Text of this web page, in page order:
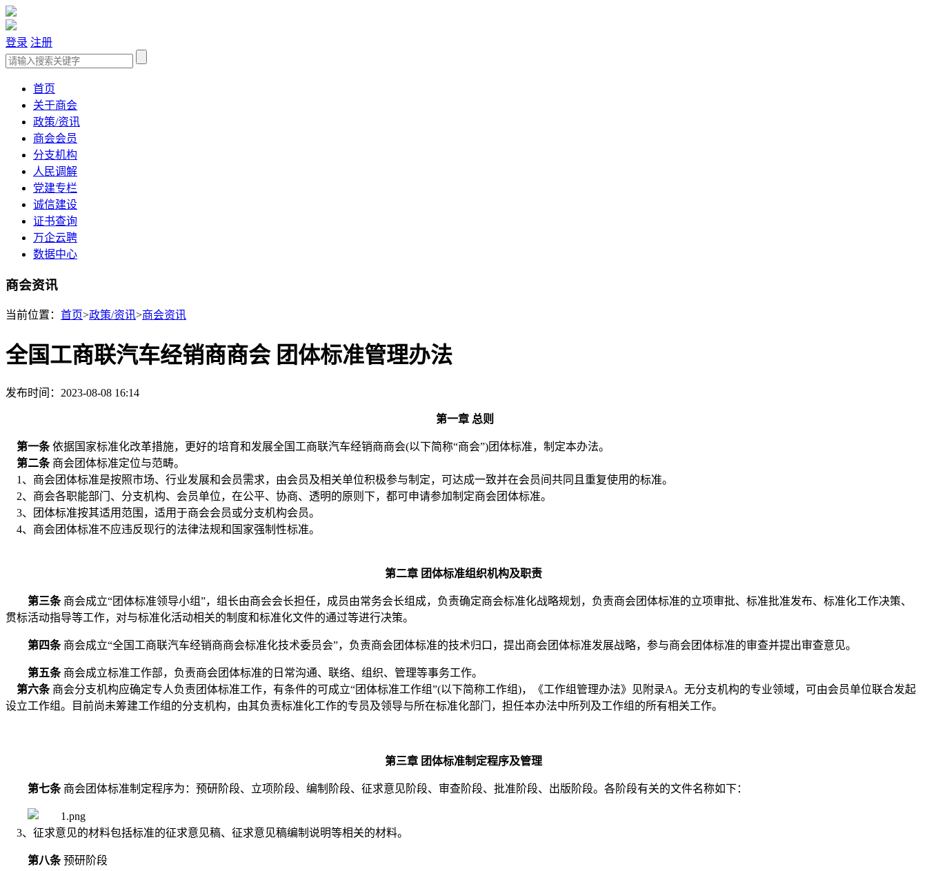
登录 注册
首页
关于商会
政策/资讯
商会会员
分支机构
人民调解
党建专栏
诚信建设
证书查询
万企云聘
数据中心
商会资讯
当前位置： 首页>政策/资讯>商会资讯
全国工商联汽车经销商商会 团体标准管理办法
发布时间：2023-08-08 16:14
第一章 总则
第一条 依据国家标准化改革措施，更好的培育和发展全国工商联汽车经销商商会(以下简称“商会”)团体标准，制定本办法。
第二条 商会团体标准定位与范畴。
1、 商会团体标准是按照市场、行业发展和会员需求，由会员及相关单位积极参与制定，可达成一致并在会员间共同且重复使用的标准。
2、 商会各职能部门、分支机构、会员单位，在公平、协商、透明的原则下，都可申请参加制定商会团体标准。
3、团体标准按其适用范围，适用于商会会员或分支机构会员。
4、 商会团体标准不应违反现行的法律法规和国家强制性标准。
第二章 团体标准组织机构及职责
第三条 商会成立“团体标准领导小组”，组长由商会会长担任，成员由常务会长组成，负责确定商会标准化战略规划，负责商会团体标准的立项审批、标准批准发布、标准化工作决策、
贯标活动指导等工作，对与标准化活动相关的制度和标准化文件的通过等进行决策。
第四条 商会成立“全国工商联汽车经销商商会标准化技术委员会”，负责商会团体标准的技术归口，提出商会团体标准发展战略，参与商会团体标准的审查并提出审查意见。
第五条 商会成立标准工作部，负责商会团体标准的日常沟通、联络、组织、管理等事务工作。
第六条 商会分支机构应确定专人负责团体标准工作，有条件的可成立“团体标准工作组”(以下简称工作组)，《工作组管理办法》见附录A。无分支机构的专业领域，可由会员单位联合发起
设立工作组。目前尚未筹建工作组的分支机构，由其负责标准化工作的专员及领导与所在标准化部门，担任本办法中所列及工作组的所有相关工作。
第三章 团体标准制定程序及管理
第七条 商会团体标准制定程序为：预研阶段、立项阶段、编制阶段、征求意见阶段、审查阶段、批准阶段、出版阶段。各阶段有关的文件名称如下：
3、征求意见的材料包括标准的征求意见稿、征求意见稿编制说明等相关的材料。
第八条 预研阶段